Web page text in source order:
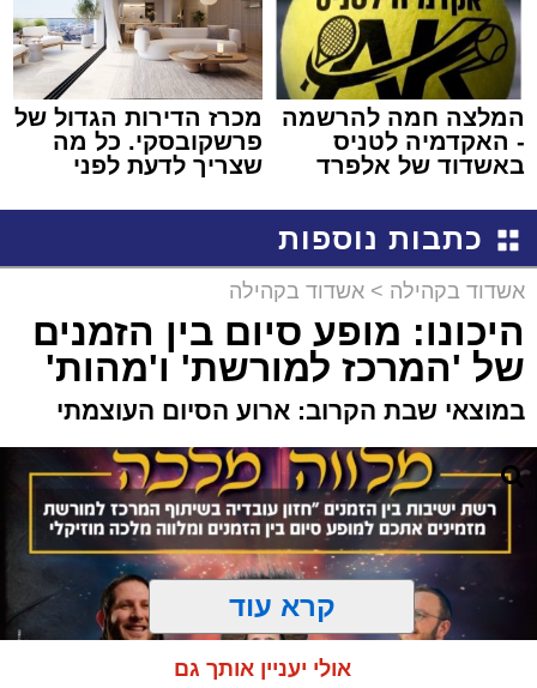
המלצה חמה להרשמה
- האקדמיה לטניס
באשדוד של אלפרד
מכרז הדירות הגדול של
פרשקובסקי. כל מה
שצריך לדעת לפני
באשדוד
כתבות נוספות
אשדוד בקהילה > אשדוד בקהילה
היכונו: מופע סיום בין הזמנים
של 'המרכז למורשת' ו'מהות'
במוצאי שבת הקרוב: ארוע הסיום העוצמתי
קרא עוד
אולי יעניין אותך גם